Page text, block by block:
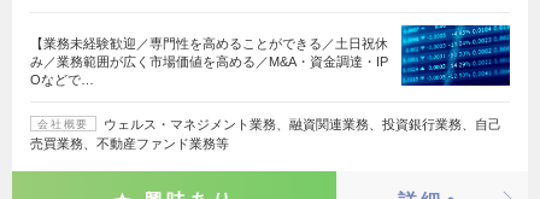
【業務未経験歓迎／専門性を高めることができる／土日祝休
み／業務範囲が広く市場価値を高める／M&A・資金調達・IP
Oなどで…
会社概要
ウェルス・マネジメント業務、融資関連業務、投資銀行業務、自己
売買業務、不動産ファンド業務等